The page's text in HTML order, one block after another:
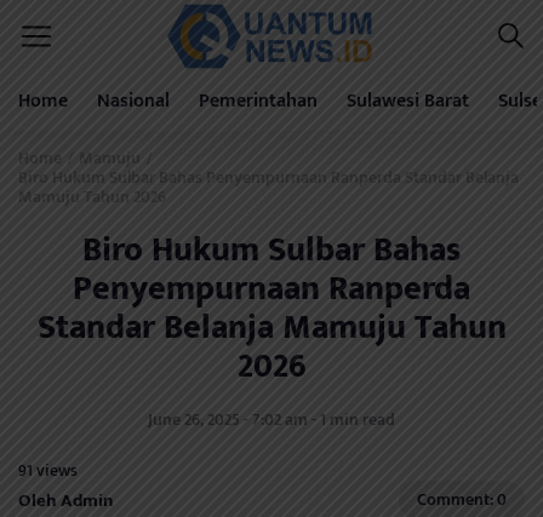
Home Nasional Pemerintahan Sulawesi Barat
Home / Mamuju /
Biro Hukum Sulbar Bahas Penyempurnaan Ranperda Standar Belanja
Mamuju Tahun 2026
Biro Hukum Sulbar Bahas
Penyempurnaan Ranperda
Standar Belanja Mamuju Tahun
2026
June 26, 2025 - 7:02 am - 1 min read
91 views
Oleh Admin Comment: 0